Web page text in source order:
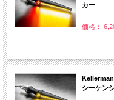
カー
価格：
シーケン